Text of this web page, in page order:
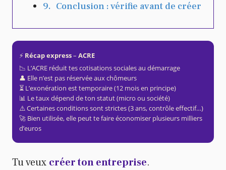
Conclusion : vérifie avant de créer
⚡️ Récap express– ACRE
📉 L’ACRE réduit tes cotisations sociales au démarrage
👤 Elle n’est pas réservée aux chômeurs
⏳ L’exonération est temporaire (12 mois en principe)
📊 Le taux dépend de ton statut (micro ou société)
⚠️ Certaines conditions sont strictes (3 ans, contrôle effectif…)
🚀 Bien utilisée, elle peut te faire économiser plusieurs milliers
d’euros
Tu veux créer ton entreprise.